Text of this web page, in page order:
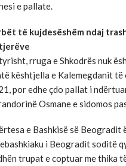
e pallate.
të kujdesëshëm ndaj
rruga e Shkodrës nuk
kështjella e Kalemegdanit të
por edhe çdo pallat i
Osmane e sidomos
e Bashkisë së Beogradit
i Beogradit soditë
trupat e coptuar me thika